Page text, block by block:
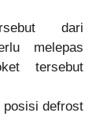
dari
melepas
tersebut
posisi defrost